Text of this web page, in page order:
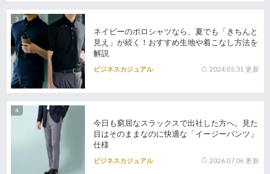
ネイビーのポロシャツなら、夏でも「きちんと
見え」が続く！おすすめ生地や着こなし方法を
解説
ビジネスカジュアル 2024.05.31 更新
今日も窮屈なスラックスで出社した方へ。見た
目はそのままなのに快適な「イージーパンツ」
仕様
ビジネスカジュアル 2026.07.06 更新